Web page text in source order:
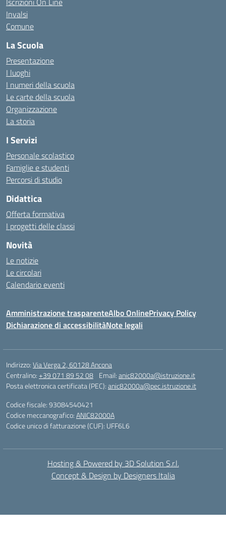
Invalsi
Comune
La Scuola
Presentazione
I luoghi
I numeri della scuola
Le carte della scuola
Organizzazione
La storia
I Servizi
Personale scolastico
Famiglie e studenti
Percorsi di studio
Didattica
Offerta formativa
I progetti delle classi
Novità
Le notizie
Le circolari
Calendario eventi
Amministrazione trasparenteAlbo OnlinePrivacy Policy
Dichiarazione di accessibilitàNote legali
Indirizzo:Via Verga 2, 60128 Ancona
Centralino:+39 071 89 52 08 Email:anic82000a@istruzione.it
Posta elettronica certificata (PEC):anic82000a@pec.istruzione.it
Codice fiscale: 93084540421
Codice meccanografico:ANIC82000A
Codice unico di fatturazione (CUF): UFF6L6
Hosting & Powered by 3D Solution S.r.l.
Concept & Design by Designers Italia